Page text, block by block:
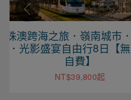
街
無
魔力江西、望仙
行六日【